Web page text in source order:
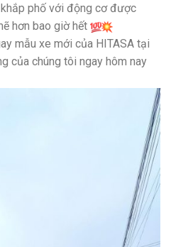
phố với động cơ được
hơn bao giờ hết
mẫu xe mới của HITASA tại
của chúng tôi ngay hôm nay